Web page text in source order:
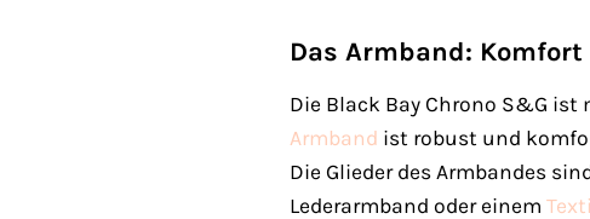
Das Armband:
Die Black Bay Chrono S&G
Armband ist robust und
Die Glieder des Armbandes
Lederarmband oder einem